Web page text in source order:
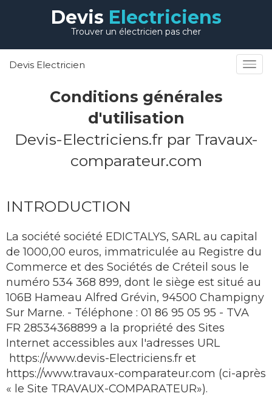
Devis Electriciens
Trouver un électricien pas cher
Devis Electricien
Conditions générales
d'utilisation
Devis-Electriciens.fr par Travaux-
comparateur.com
INTRODUCTION
La société société EDICTALYS, SARL au capital
de 1000,00 euros, immatriculée au Registre du
Commerce et des Sociétés de Créteil sous le
numéro 534 368 899, dont le siège est situé au
106B Hameau Alfred Grévin, 94500 Champigny
Sur Marne. - Téléphone : 01 86 95 05 95 - TVA
FR 28534368899 a la propriété des Sites
Internet accessibles aux l'adresses URL
https://www.devis-Electriciens.fr et
https://www.travaux-comparateur.com (ci-après
« le Site TRAVAUX-COMPARATEUR»).